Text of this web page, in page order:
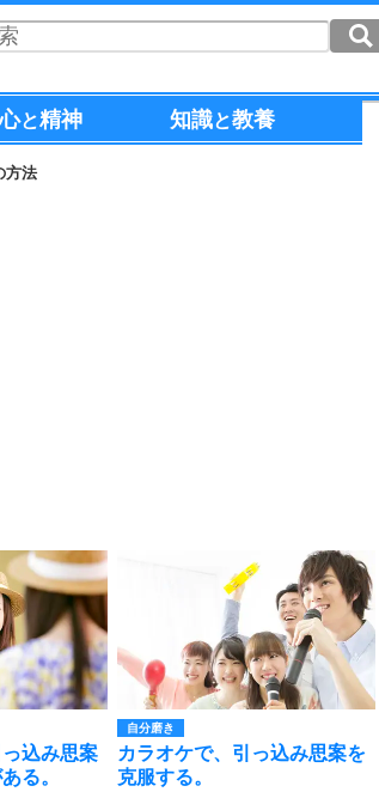
心と精神 知識と教養
方法
込み思案
る。
自分磨き
カラオケで、引っ込み思案を
克服する。